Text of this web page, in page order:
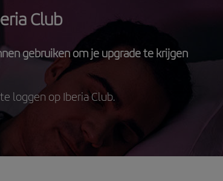
Club
gebruiken om je upgrade te krijgen
loggen op Iberia Club.